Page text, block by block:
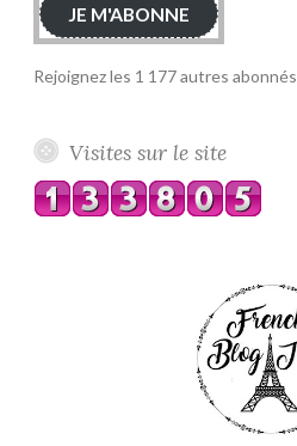
JE M'ABONNE
Rejoignez les 1 177 autres abonnés
Visites sur le site